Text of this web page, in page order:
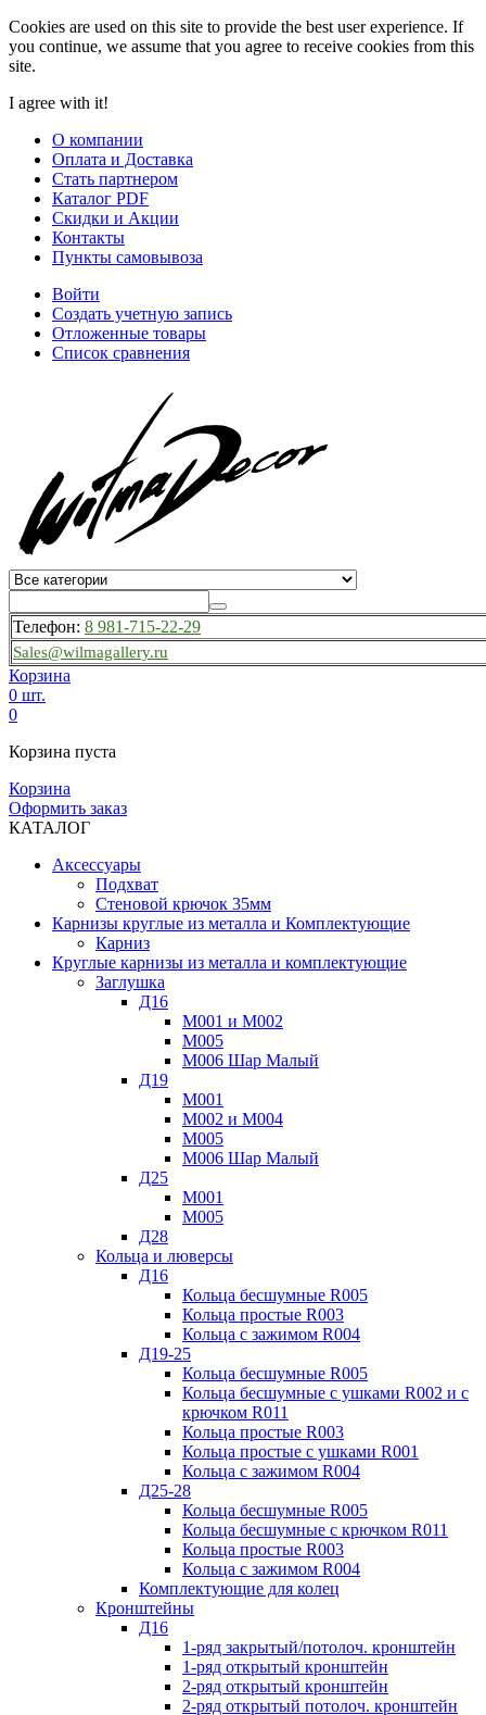
Cookies are used on this site to provide the best user experience. If
you continue, we assume that you agree to receive cookies from this
site.
I agree with it!
О компании
Оплата и Доставка
Стать партнером
Каталог PDF
Скидки и Акции
Контакты
Пункты самовывоза
Войти
Создать учетную запись
Отложенные товары
Список сравнения
Телефон: 8 981-715-22-29
Sales@wilmagallery.ru
Корзина
0 шт.
0
Корзина пуста
Корзина
Оформить заказ
КАТАЛОГ
Аксессуары
Подхват
Стеновой крючок 35мм
Карнизы круглые из металла и Комплектующие
Карниз
Круглые карнизы из металла и комплектующие
Заглушка
Д16
М001 и М002
М005
М006 Шар Малый
Д19
М001
М002 и М004
М005
М006 Шар Малый
Д25
М001
М005
Д28
Кольца и люверсы
Д16
Кольца бесшумные R005
Кольца простые R003
Кольца с зажимом R004
Д19-25
Кольца бесшумные R005
Кольца бесшумные с ушками R002 и с
крючком R011
Кольца простые R003
Кольца простые с ушками R001
Кольца с зажимом R004
Д25-28
Кольца бесшумные R005
Кольца бесшумные с крючком R011
Кольца простые R003
Кольца с зажимом R004
Комплектующие для колец
Кронштейны
Д16
1-ряд закрытый/потолоч. кронштейн
1-ряд открытый кронштейн
2-ряд открытый кронштейн
2-ряд открытый потолоч. кронштейн